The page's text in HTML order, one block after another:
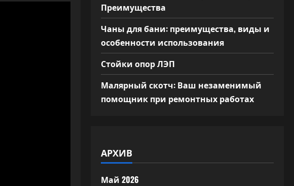
Преимущества
Чаны для бани: преимущества, виды и
особенности использования
Стойки опор ЛЭП
Малярный скотч: Ваш незаменимый
помощник при ремонтных работах
АРХИВ
Май 2026